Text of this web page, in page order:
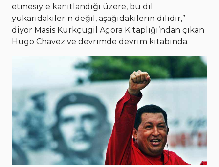
etmesiyle kanıtlandığı üzere, bu dil
yukarıdakilerin değil, aşağıdakilerin dilidir,”
diyor Masis Kürkçügil Agora Kitaplığı’ndan çıkan
Hugo Chavez ve devrimde devrim kitabında.